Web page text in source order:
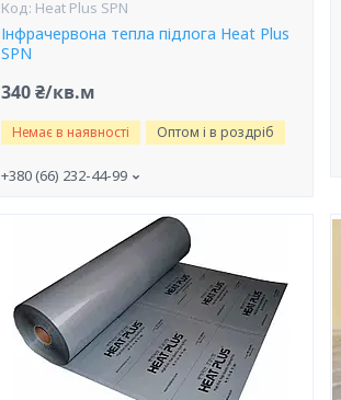
Heat Plus SPN
Інфрачервона тепла підлога Heat Plus
SPN
340 ₴/кв.м
Немає в наявності Оптом і в роздріб
+380 (66) 232-44-99